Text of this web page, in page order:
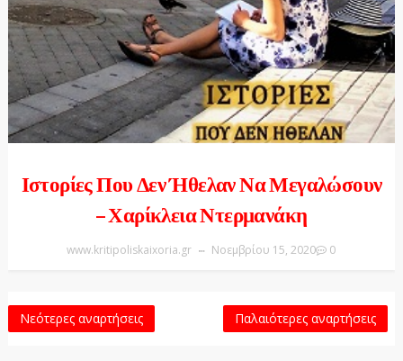
Ιστορίες Που Δεν Ήθελαν Να Μεγαλώσουν
– Χαρίκλεια Ντερμανάκη
www.kritipoliskaixoria.gr Νοεμβρίου 15, 2020 0
Νεότερες αναρτήσεις Παλαιότερες αναρτήσεις